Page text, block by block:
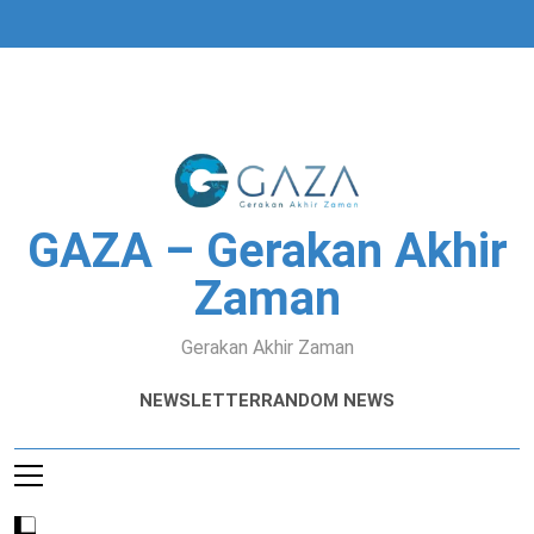
GAZA – Gerakan Akhir
Zaman
Gerakan Akhir Zaman
NEWSLETTERRANDOM NEWS